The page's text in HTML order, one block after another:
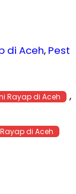
di Aceh, Pest
Rayap di Aceh ,
di Aceh